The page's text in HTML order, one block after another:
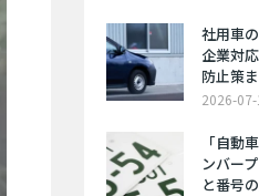
社用車
企業対
防止策
2026-
「自動
ンバー
と番号